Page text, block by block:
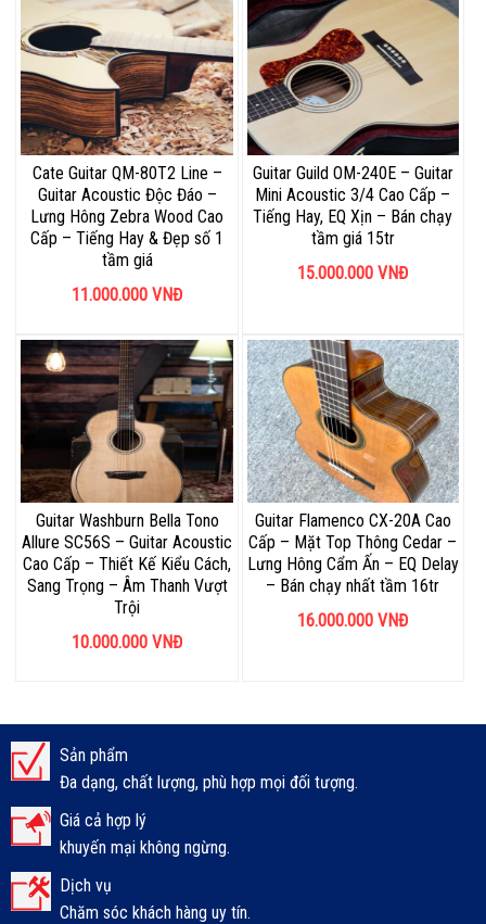
Cate Guitar QM-80T2 Line –
Guitar Acoustic Độc Đáo –
Lưng Hông Zebra Wood Cao
Cấp – Tiếng Hay & Đẹp số 1
tầm giá
11.000.000 VNĐ
Guitar Guild OM-240E – Guitar
Mini Acoustic 3/4 Cao Cấp –
Tiếng Hay, EQ Xịn – Bán chạy
tầm giá 15tr
15.000.000 VNĐ
Guitar Washburn Bella Tono
Allure SC56S – Guitar Acoustic
Cao Cấp – Thiết Kế Kiểu Cách,
Sang Trọng – Âm Thanh Vượt
Trội
10.000.000 VNĐ
Guitar Flamenco CX-20A Cao
Cấp – Mặt Top Thông Cedar –
Lưng Hông Cẩm Ấn – EQ Delay
– Bán chạy nhất tầm 16tr
16.000.000 VNĐ
Sản phẩm
Đa dạng, chất lượng, phù hợp mọi đối tượng.
Giá cả hợp lý
khuyến mại không ngừng.
Dịch vụ
Chăm sóc khách hàng uy tín.